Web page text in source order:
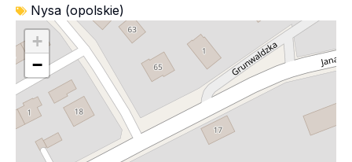
Nysa (opolskie)
+
−